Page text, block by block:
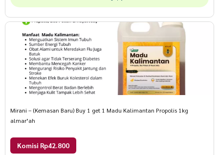
Mirani – (Kemasan Baru) Buy 1 get 1 Madu Kalimantan Propolis 1kg
almar’ah
Komisi Rp42.800